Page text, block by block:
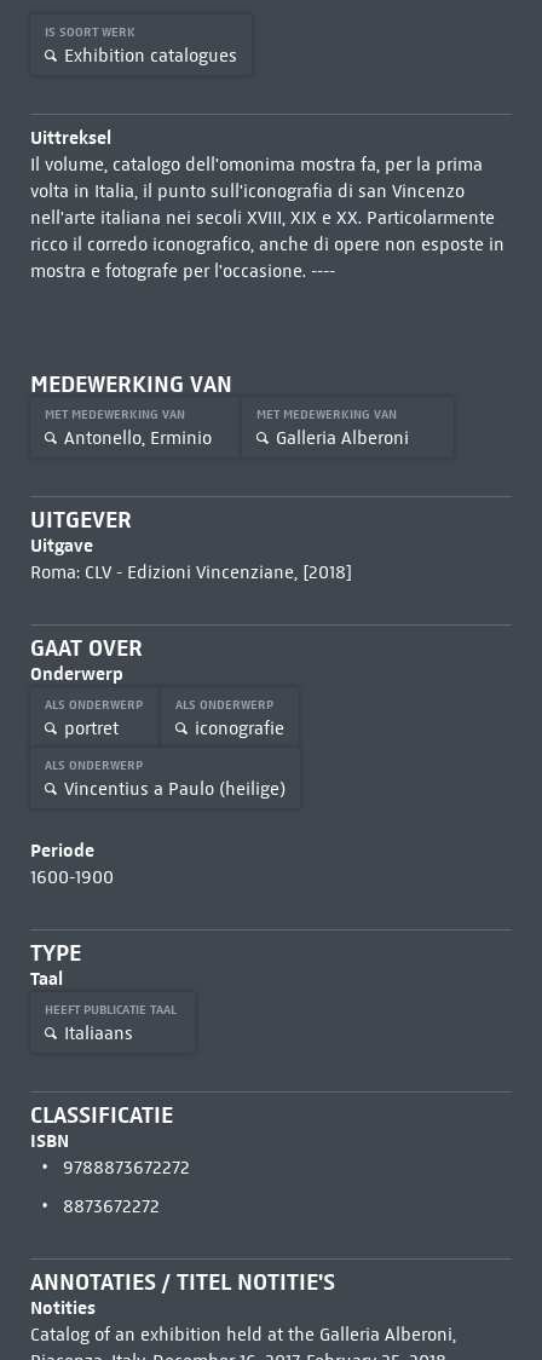
IS SOORT WERK
Exhibition catalogues
Uittreksel
Il volume, catalogo dell'omonima mostra fa, per la prima
volta in Italia, il punto sull'iconografia di san Vincenzo
nell'arte italiana nei secoli XVIII, XIX e XX. Particolarmente
ricco il corredo iconografico, anche di opere non esposte in
mostra e fotografe per l'occasione. ----
MEDEWERKING VAN
MET MEDEWERKING VAN
Antonello, Erminio
MET MEDEWERKING VAN
Galleria Alberoni
UITGEVER
Uitgave
Roma: CLV - Edizioni Vincenziane, [2018]
GAAT OVER
Onderwerp
ALS ONDERWERP
portret
ALS ONDERWERP
iconografie
ALS ONDERWERP
Vincentius a Paulo (heilige)
Periode
1600-1900
TYPE
Taal
HEEFT PUBLICATIE TAAL
Italiaans
CLASSIFICATIE
ISBN
9788873672272
8873672272
ANNOTATIES / TITEL NOTITIE'S
Notities
Catalog of an exhibition held at the Galleria Alberoni,